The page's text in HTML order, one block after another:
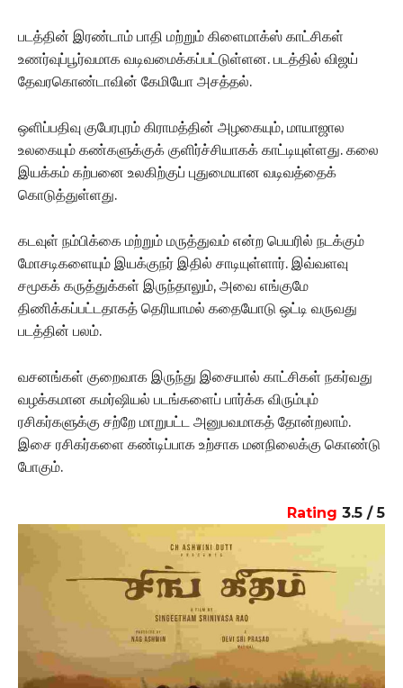
படத்தின் இரண்டாம் பாதி மற்றும் கிளைமாக்ஸ் காட்சிகள்
உணர்வுப்பூர்வமாக வடிவமைக்கப்பட்டுள்ளன. படத்தில் விஜய்
தேவரகொண்டாவின் கேமியோ அசத்தல்.
ஒளிப்பதிவு குபேரபுரம் கிராமத்தின் அழகையும், மாயாஜால
உலகையும் கண்களுக்குக் குளிர்ச்சியாகக் காட்டியுள்ளது. கலை
இயக்கம் கற்பனை உலகிற்குப் புதுமையான வடிவத்தைக்
கொடுத்துள்ளது.
கடவுள் நம்பிக்கை மற்றும் மருத்துவம் என்ற பெயரில் நடக்கும்
மோசடிகளையும் இயக்குநர் இதில் சாடியுள்ளார். இவ்வளவு
சமூகக் கருத்துக்கள் இருந்தாலும், அவை எங்குமே
திணிக்கப்பட்டதாகத் தெரியாமல் கதையோடு ஒட்டி வருவது
படத்தின் பலம்.
வசனங்கள் குறைவாக இருந்து இசையால் காட்சிகள் நகர்வது
வழக்கமான கமர்ஷியல் படங்களைப் பார்க்க விரும்பும்
ரசிகர்களுக்கு சற்றே மாறுபட்ட அனுபவமாகத் தோன்றலாம்.
இசை ரசிகர்களை கண்டிப்பாக உற்சாக மனநிலைக்கு கொண்டு
போகும்.
Rating 3.5 / 5